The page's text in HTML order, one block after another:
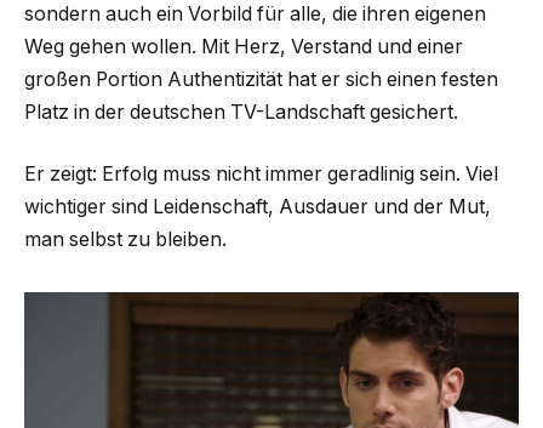
sondern auch ein Vorbild für alle, die ihren eigenen
Weg gehen wollen. Mit Herz, Verstand und einer
großen Portion Authentizität hat er sich einen festen
Platz in der deutschen TV-Landschaft gesichert.
Er zeigt: Erfolg muss nicht immer geradlinig sein. Viel
wichtiger sind Leidenschaft, Ausdauer und der Mut,
man selbst zu bleiben.